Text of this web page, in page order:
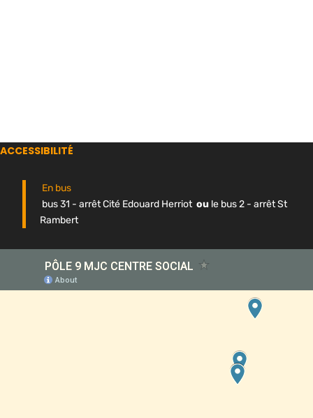
ACCESSIBILITÉ
En bus
bus 31 - arrêt Cité Edouard Herriot ou le bus 2 - arrêt St
Rambert